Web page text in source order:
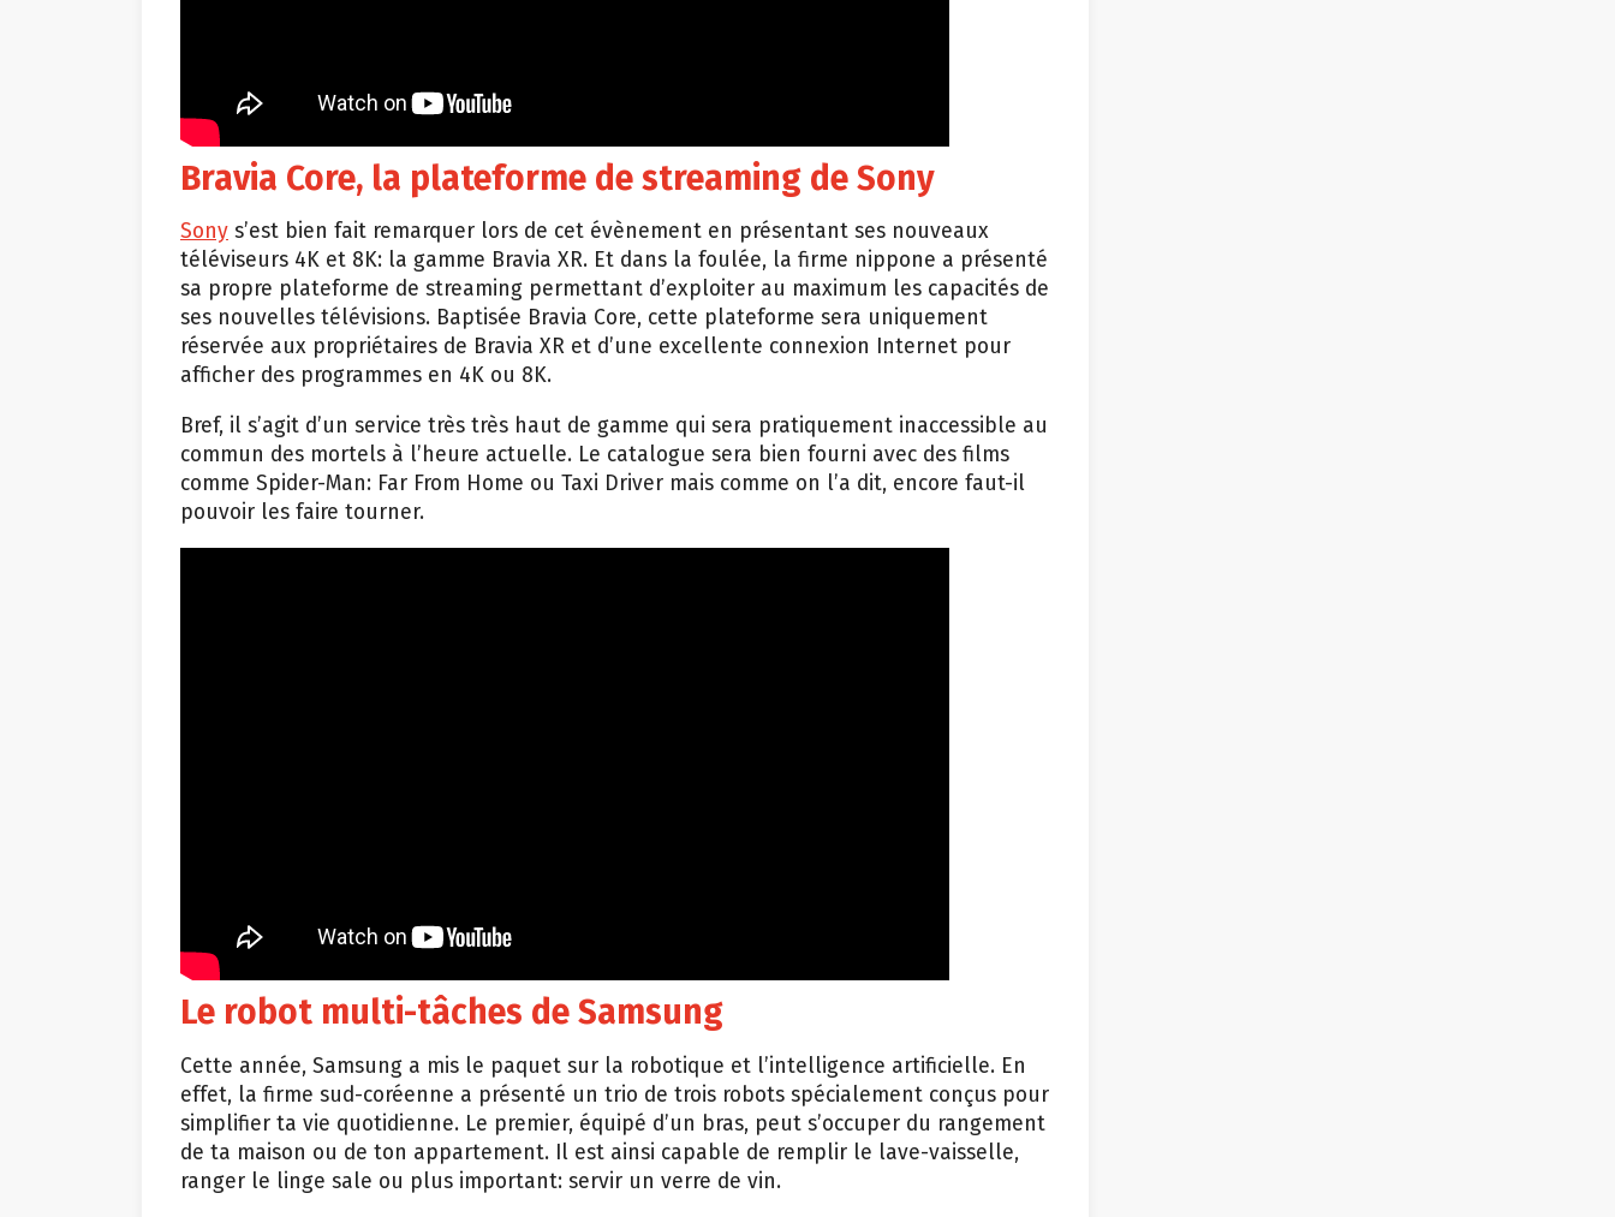
Bravia Core, la plateforme de streaming de Sony
Sony s’est bien fait remarquer lors de cet évènement en présentant ses nouveaux
téléviseurs 4K et 8K: la gamme Bravia XR. Et dans la foulée, la firme nippone a présenté
sa propre plateforme de streaming permettant d’exploiter au maximum les capacités de
ses nouvelles télévisions. Baptisée Bravia Core, cette plateforme sera uniquement
réservée aux propriétaires de Bravia XR et d’une excellente connexion Internet pour
afficher des programmes en 4K ou 8K.
Bref, il s’agit d’un service très très haut de gamme qui sera pratiquement inaccessible au
commun des mortels à l’heure actuelle. Le catalogue sera bien fourni avec des films
comme Spider-Man: Far From Home ou Taxi Driver mais comme on l’a dit, encore faut-il
pouvoir les faire tourner.
Le robot multi-tâches de Samsung
Cette année, Samsung a mis le paquet sur la robotique et l’intelligence artificielle. En
effet, la firme sud-coréenne a présenté un trio de trois robots spécialement conçus pour
simplifier ta vie quotidienne. Le premier, équipé d’un bras, peut s’occuper du rangement
de ta maison ou de ton appartement. Il est ainsi capable de remplir le lave-vaisselle,
ranger le linge sale ou plus important: servir un verre de vin.